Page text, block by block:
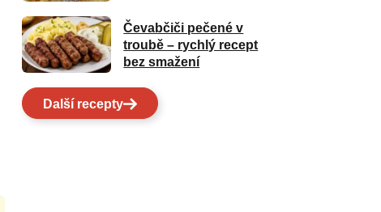
Čevabčiči pečené v
troubě – rychlý recept
bez smažení
Další recepty